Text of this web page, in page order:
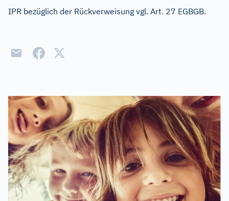
IPR bezüglich der Rückverweisung vgl. Art. 27 EGBGB.